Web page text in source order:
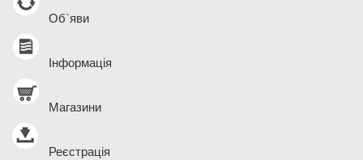
Об`яви
Інформація
Магазини
Реєстрація